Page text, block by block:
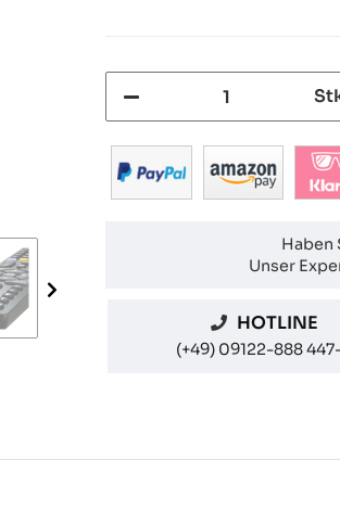
Haben
Unser
HOTLINE
(+49) 09122-888